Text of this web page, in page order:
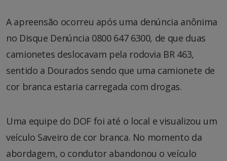
A apreensão ocorreu após uma denúncia anônima
no Disque Denúncia 0800 647 6300, de que duas
camionetes deslocavam pela rodovia BR 463,
sentido a Dourados sendo que uma camionete de
cor branca estaria carregada com drogas.
Uma equipe do DOF foi até o local e visualizou um
veículo Saveiro de cor branca. No momento da
abordagem, o condutor abandonou o veículo